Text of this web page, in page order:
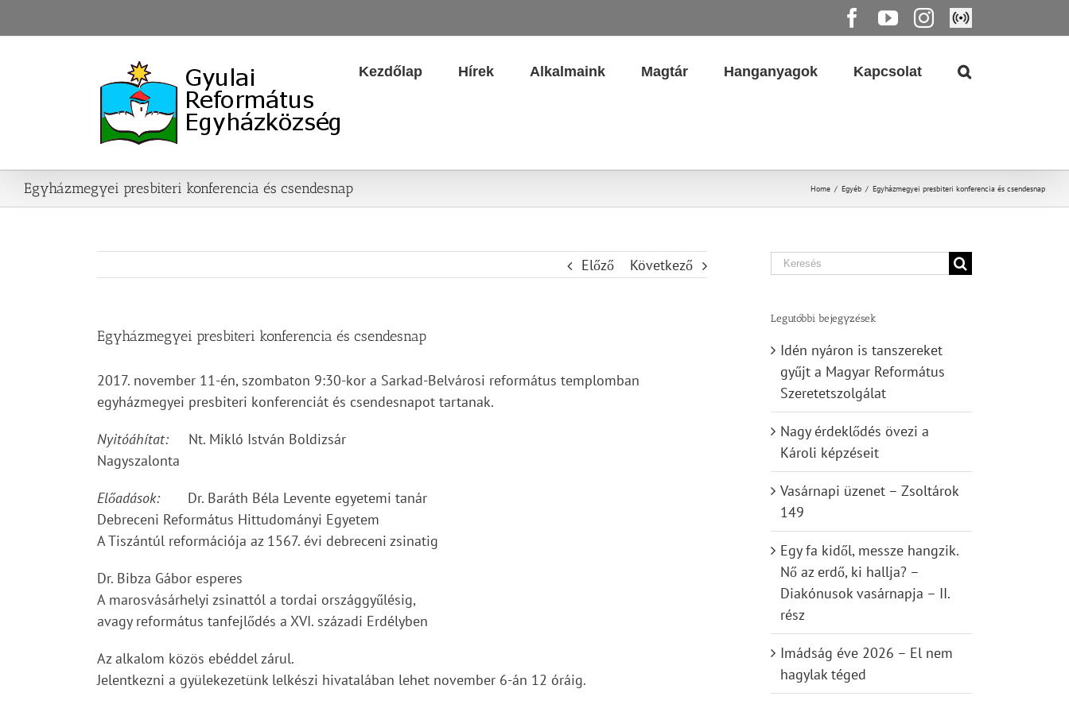
to
Facebook
YouTube
Instagram
Élő
közvetítés
Kezdőlap Hírek Alkalmaink Magtár Hanganyagok Kapcsolat
Egyházmegyei presbiteri konferencia és csendesnap Home / Egyéb / Egyházmegyei presbiteri konferencia és csendesnap
Előző Következő
Egyházmegyei presbiteri konferencia és csendesnap
2017. november 11-én, szombaton 9:30-kor a Sarkad-Belvárosi református templomban
egyházmegyei presbiteri konferenciát és csendesnapot tartanak.
Nyitóáhítat:
Nt. Mikló István Boldizsár
Nagyszalonta
Előadások: Dr. Baráth Béla Levente egyetemi tanár
Debreceni Református Hittudományi Egyetem
A Tiszántúl reformációja az 1567. évi debreceni zsinatig
Dr. Bibza Gábor esperes
A marosvásárhelyi zsinattól a tordai országgyűlésig,
avagy református tanfejlődés a XVI. századi Erdélyben
Az alkalom közös ebéddel zárul.
Jelentkezni a gyülekezetünk lelkészi hivatalában lehet november 6-án 12 óráig.
Search
Legutóbbi bejegyzések
Idén nyáron is tanszereket
gyűjt a Magyar Református
Szeretetszolgálat
Nagy érdeklődés övezi a
Károli képzéseit
Vasárnapi üzenet – Zsoltárok
149
Egy fa kidől, messze hangzik.
Nő az erdő, ki hallja? –
Diakónusok vasárnapja – II.
rész
Imádság éve 2026 – El nem
hagylak téged